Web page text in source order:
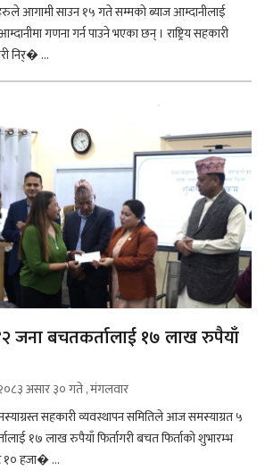
आगामी साउन १५ गते सम्मको ब्याज आम्दानीलाई
गणना गर्न पाउने भएका छन् । राष्ट्रिय सहकारी
निर्� ...
जना बचतकर्तालाई १७ लाख रुपैयाँ
असार ३० गते , मंगलवार
सहकारी व्यवस्थापन समितिले आज समस्याग्रत ५
१७ लाख रुपैयाँ फिर्तागरी बचत फिर्ताको शुभारम्भ
हजा� ...